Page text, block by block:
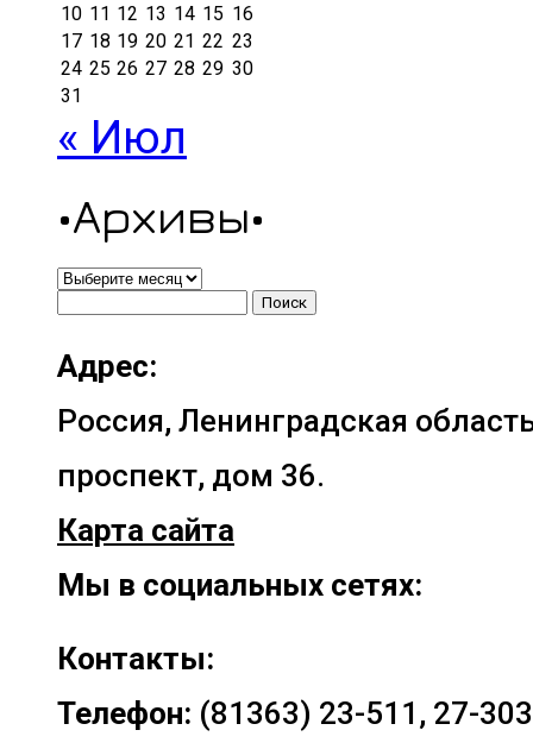
10 11 12 13 14 15 16
17 18 19 20 21 22 23
24 25 26 27 28 29 30
31
« Июл
•Архивы•
•Архивы•
Адрес:
Россия, Ленинградская
проспект, дом 36.
Карта сайта
Мы в социальных сетях:
Контакты:
Телефон: (81363) 23-511, 27-303